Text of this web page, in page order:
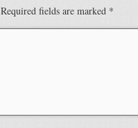
Required fields are marked *